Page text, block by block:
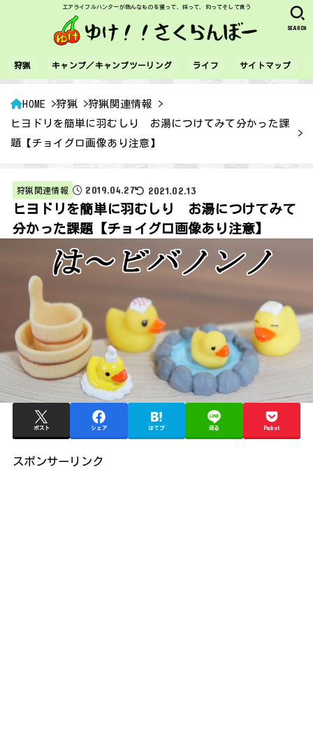
エアライフルハンターが色んなものを獲って、採って、釣ってそして食う
狩猟 キャンプ／キャンプツーリング ライフ サイトマップ
SEARCH
HOME 狩猟
狩猟関連情報
ヒヨドリを簡単に羽むしり お湯につけてみて分かった課
題【チョイグロ画像あり注意】
狩猟関連情報 2019.04.27 2021.02.13
ヒヨドリを簡単に羽むしり お湯につけてみて
分かった課題【チョイグロ画像あり注意】
ポスト シェア はてブ 送る Pocket
スポンサーリンク